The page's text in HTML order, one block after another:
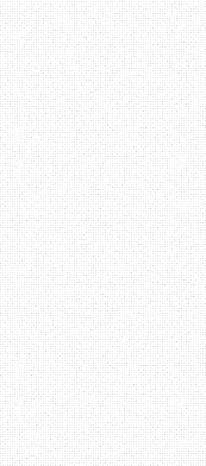
kita tahu
Terima Kasih